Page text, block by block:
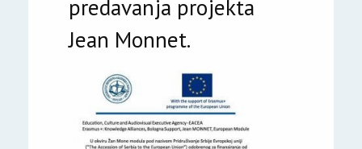
predavanja projekta
Jean Monnet.